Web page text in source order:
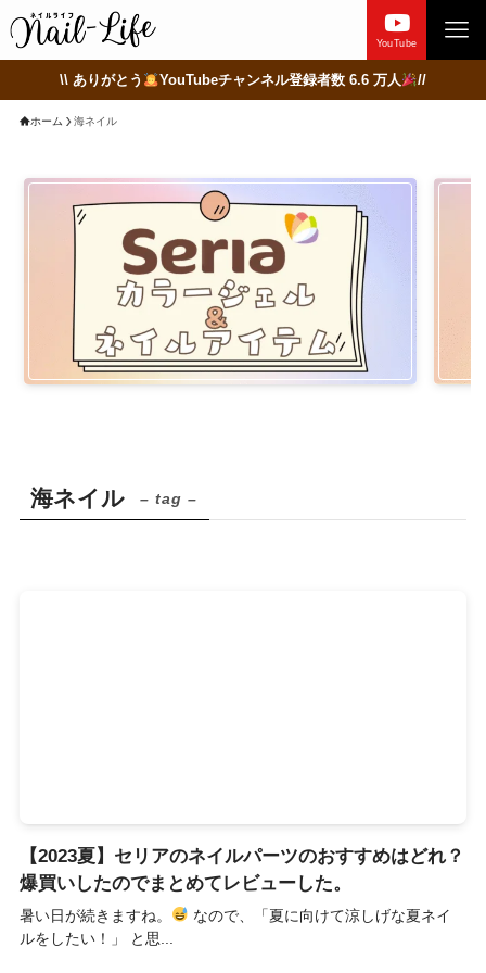
YouTube
\\ ありがとう YouTubeチャンネル登録者数 6.6 万人 //
ホーム 海ネイル
海ネイル – tag –
【2023夏】セリアのネイルパーツのおすすめはどれ？
爆買いしたのでまとめてレビューした。
暑い日が続きますね。
なので、「夏に向けて涼しげな夏ネイ
ルをしたい！」 と思...